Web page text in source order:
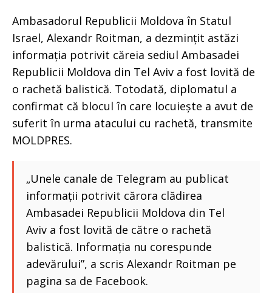
Ambasadorul Republicii Moldova în Statul
Israel, Alexandr Roitman, a dezmințit astăzi
informația potrivit căreia sediul Ambasadei
Republicii Moldova din Tel Aviv a fost lovită de
o rachetă balistică. Totodată, diplomatul a
confirmat că blocul în care locuiește a avut de
suferit în urma atacului cu rachetă, transmite
MOLDPRES.
„Unele canale de Telegram au publicat
informații potrivit cărora clădirea
Ambasadei Republicii Moldova din Tel
Aviv a fost lovită de către o rachetă
balistică. Informația nu corespunde
adevărului”, a scris Alexandr Roitman pe
pagina sa de Facebook.